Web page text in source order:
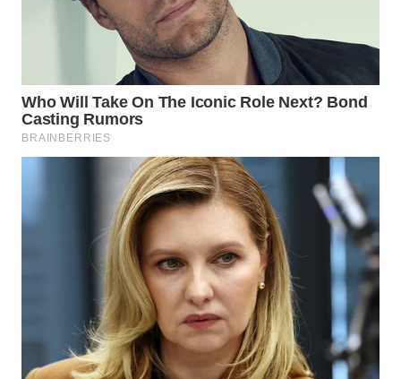
INFRASTRUKTUR
WAHANA
LISTRIK
WAHANANEWS